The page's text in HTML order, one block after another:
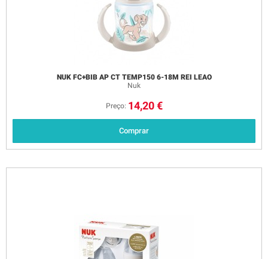
NUK FC+BIB AP CT TEMP150 6-18M REI LEAO
Nuk
Preço: 14,20 €
Comprar